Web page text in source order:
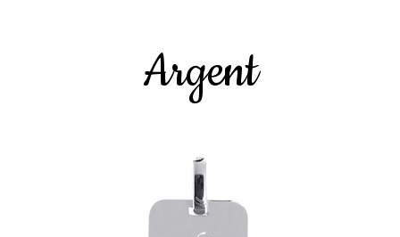
Argent